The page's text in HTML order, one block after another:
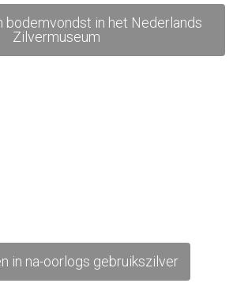
bodemvondst in het Nederlands
Zilvermuseum
in na-oorlogs gebruikszilver